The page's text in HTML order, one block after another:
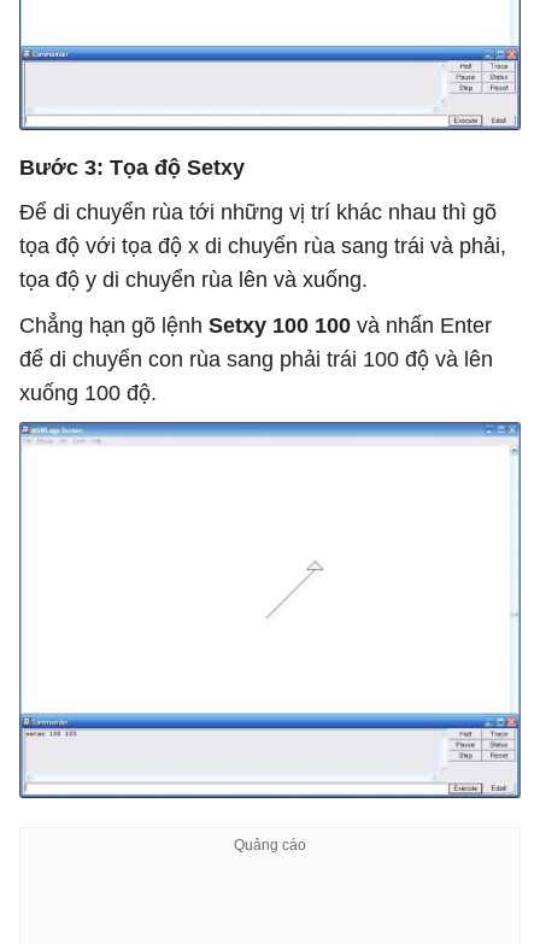
Bước 3: Tọa độ Setxy
Để di chuyển rùa tới những vị trí khác nhau thì gõ
tọa độ với tọa độ x di chuyển rùa sang trái và phải,
tọa độ y di chuyển rùa lên và xuống.
Chẳng hạn gõ lệnh Setxy 100 100 và nhấn Enter
để di chuyển con rùa sang phải trái 100 độ và lên
xuống 100 độ.